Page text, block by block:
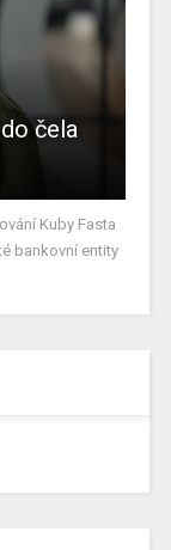
čela
Kuby Fasta
bankovní entity